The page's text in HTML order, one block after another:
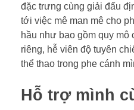
đặc trưng cùng giải đấu
tới việc mê man mê cho
hầu như bao gồm quy
riêng, hễ viên độ tuyên
thể thao trong phe cánh
Hỗ trợ mình